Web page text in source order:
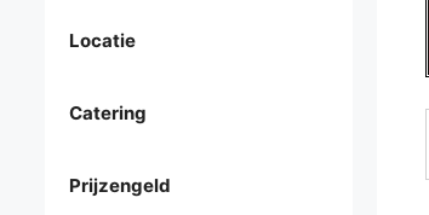
Locatie
Catering
Prijzengeld